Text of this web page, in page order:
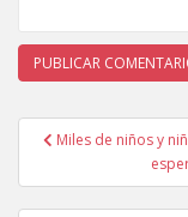
Miles de niños y